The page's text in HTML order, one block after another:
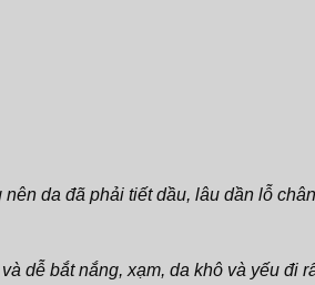
da đã phải tiết dầu, lâu dần lỗ
dễ bắt nắng, xạm, da khô và yếu